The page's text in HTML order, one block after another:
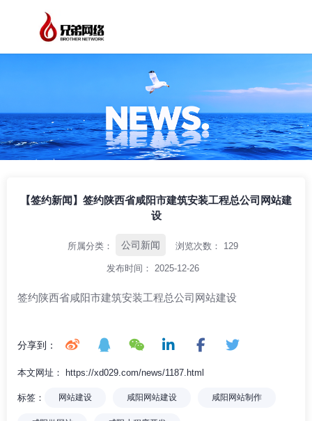
【签约新闻】签约陕西省咸阳市建筑安装工程总公司网站建
设
所属分类： 公司新闻 浏览次数： 129
发布时间： 2025-12-26
签约陕西省咸阳市建筑安装工程总公司网站建设
分享到：
本文网址： https://xd029.com/news/1187.html
标签： 网站建设 咸阳网站建设 咸阳网站制作